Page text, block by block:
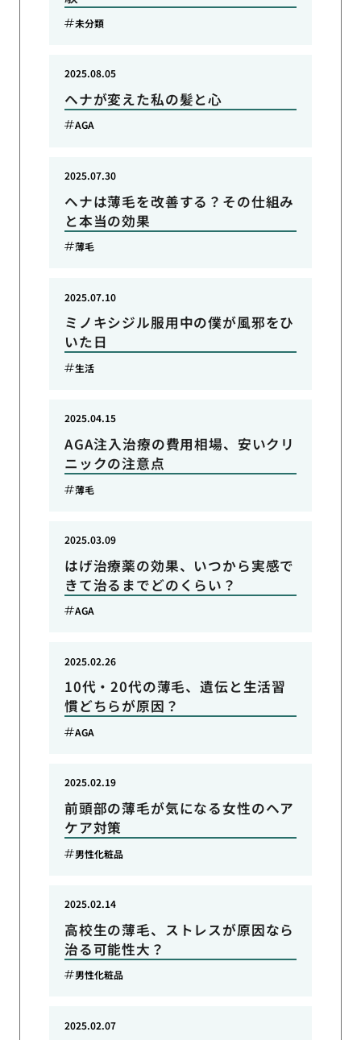
未分類
ヘナが変えた私の髪と心
2025.08.05
AGA
ヘナは薄毛を改善する？その仕組み
と本当の効果
2025.07.30
薄毛
ミノキシジル服用中の僕が風邪をひ
いた日
2025.07.10
生活
AGA注入治療の費用相場、安いクリ
ニックの注意点
2025.04.15
薄毛
はげ治療薬の効果、いつから実感で
きて治るまでどのくらい？
2025.03.09
AGA
10代・20代の薄毛、遺伝と生活習
慣どちらが原因？
2025.02.26
AGA
前頭部の薄毛が気になる女性のヘア
ケア対策
2025.02.19
男性化粧品
高校生の薄毛、ストレスが原因なら
治る可能性大？
2025.02.14
男性化粧品
2025.02.07